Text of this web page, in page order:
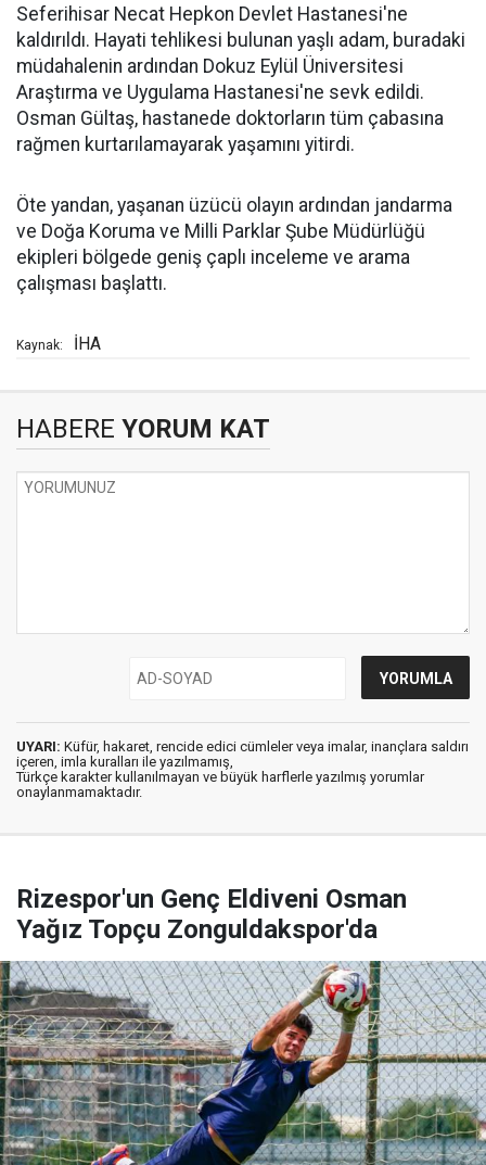
Seferihisar Necat Hepkon Devlet Hastanesi'ne
kaldırıldı. Hayati tehlikesi bulunan yaşlı adam, buradaki
müdahalenin ardından Dokuz Eylül Üniversitesi
Araştırma ve Uygulama Hastanesi'ne sevk edildi.
Osman Gültaş, hastanede doktorların tüm çabasına
rağmen kurtarılamayarak yaşamını yitirdi.
Öte yandan, yaşanan üzücü olayın ardından jandarma
ve Doğa Koruma ve Milli Parklar Şube Müdürlüğü
ekipleri bölgede geniş çaplı inceleme ve arama
çalışması başlattı.
Kaynak: İHA
HABERE YORUM KAT
UYARI: Küfür, hakaret, rencide edici cümleler veya imalar, inançlara saldırı
içeren, imla kuralları ile yazılmamış,
Türkçe karakter kullanılmayan ve büyük harflerle yazılmış yorumlar
onaylanmamaktadır.
Rizespor'un Genç Eldiveni Osman
Yağız Topçu Zonguldakspor'da